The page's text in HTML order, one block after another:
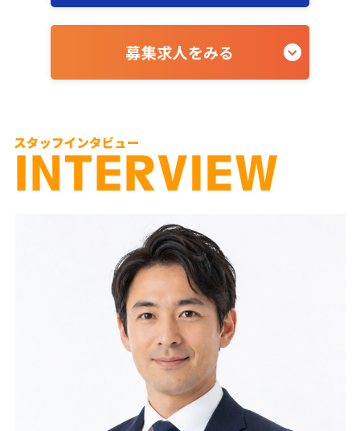
募集求人をみる